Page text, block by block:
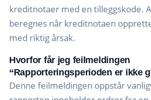
kreditnotaer med en tilleggskode.
beregnes når kreditnotaen
med riktig årsak.
Hvorfor får jeg feilmeldingen
“Rapporteringsperioden er ikke
Denne feilmeldingen oppstår